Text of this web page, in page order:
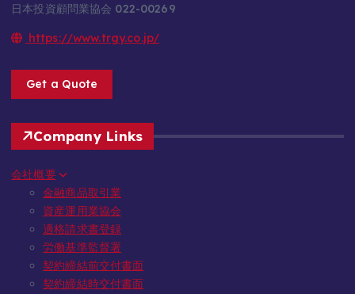
日本投資顧問業協会 022-00269
https://www.trgy.co.jp/
Get a Quote
Company Links
会社概要
金融商品取引業
資産運用業協会
適格請求書登録
労働基準監督署
契約締結前交付書面
契約締結時交付書面